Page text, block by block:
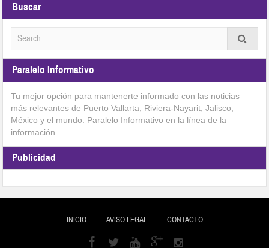
Buscar
Paralelo Informativo
Tu mejor opción para mantenerte informado con las noticias
más relevantes de Puerto Vallarta, Riviera-Nayarit, Jalisco,
México y el mundo. Paralelo Informativo en la línea de la
información.
Publicidad
INICIO AVISO LEGAL CONTACTO